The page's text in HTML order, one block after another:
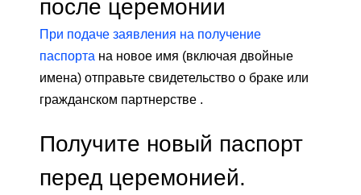
после церемонии
При подаче заявления на получение
паспорта на новое имя (включая двойные
имена) отправьте свидетельство о браке или
гражданском партнерстве .
Получите новый паспорт
перед церемонией.